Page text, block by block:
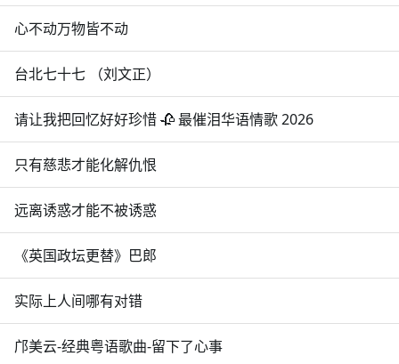
心不动万物皆不动
台北七十七 （刘文正）
请让我把回忆好好珍惜 🥀 最催泪华语情歌 2026
只有慈悲才能化解仇恨
远离诱惑才能不被诱惑
《英国政坛更替》巴郎
实际上人间哪有对错
邝美云-经典粤语歌曲-留下了心事